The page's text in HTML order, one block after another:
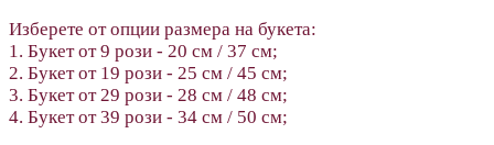
Изберете от опции размера на букета:
1. Букет от 9 рози - 20 см / 37 см;
2. Букет от 19 рози - 25 см / 45 см;
3. Букет от 29 рози - 28 см / 48 см;
4. Букет от 39 рози - 34 см / 50 см;